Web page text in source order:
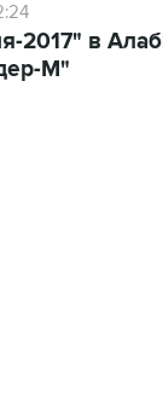
2017" в
М"